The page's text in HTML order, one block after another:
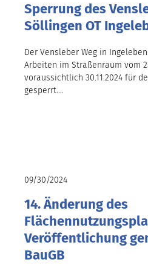
Sperrung des
Söllingen OT
Der Vensleber Weg in
Arbeiten im Straßenraum vom
voraussichtlich 30.11.2024 für
gesperrt.…
09/30/2024
14. Änderung des
Veröffentlichung
BauGB